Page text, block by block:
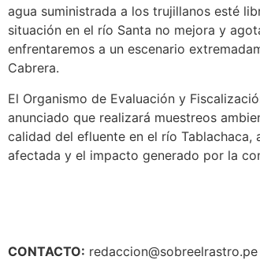
agua suministrada a los trujillanos esté
situación en el río Santa no mejora y
enfrentaremos a un escenario
Cabrera.
El Organismo de Evaluación y
anunciado que realizará muestreos
calidad del efluente en el río Tablachaca,
afectada y el impacto generado por la
CONTACTO: redaccion@sobreelrastro.pe